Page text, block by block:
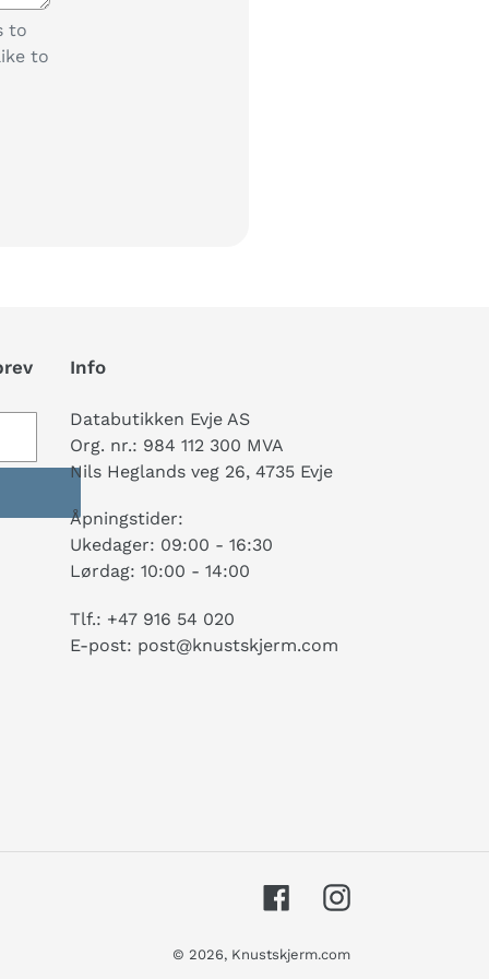
to
to
Info
Databutikken Evje AS
Org. nr.: 984 112 300 MVA
Nils Heglands veg 26, 4735 Evje
Åpningstider:
Ukedager: 09:00 - 16:30
Lørdag: 10:00 - 14:00
Tlf.: +47 916 54 020
E-post: post@knustskjerm.com
FacebookInstagram
© 2026, Knustskjerm.com